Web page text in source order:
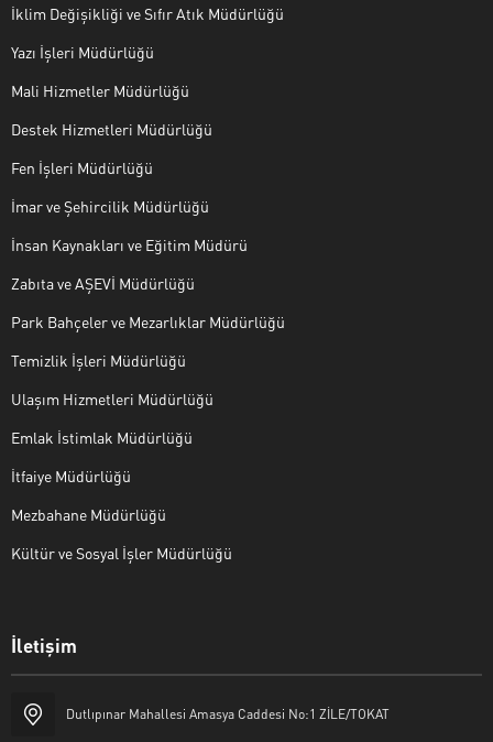
İklim Değişikliği ve Sıfır Atık Müdürlüğü
Yazı İşleri Müdürlüğü
Mali Hizmetler Müdürlüğü
Destek Hizmetleri Müdürlüğü
Fen İşleri Müdürlüğü
İmar ve Şehircilik Müdürlüğü
İnsan Kaynakları ve Eğitim Müdürü
Zabıta ve AŞEVİ Müdürlüğü
Park Bahçeler ve Mezarlıklar Müdürlüğü
Temizlik İşleri Müdürlüğü
Ulaşım Hizmetleri Müdürlüğü
Emlak İstimlak Müdürlüğü
İtfaiye Müdürlüğü
Mezbahane Müdürlüğü
Kültür ve Sosyal İşler Müdürlüğü
İletişim
Dutlıpınar Mahallesi Amasya Caddesi No:1 ZİLE/TOKAT